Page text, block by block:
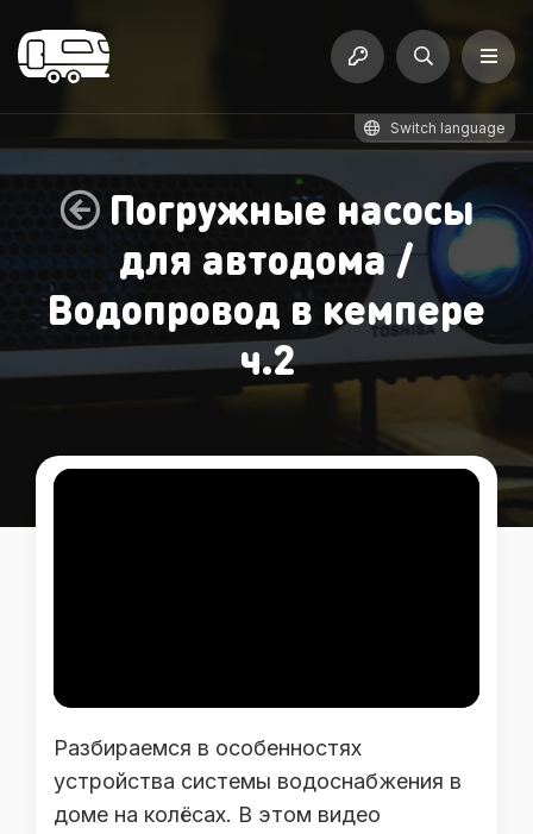
Switch language
Погружные насосы
для автодома /
Водопровод в кемпере
ч.2
Разбираемся в особенностях
устройства системы водоснабжения в
доме на колёсах. В этом видео